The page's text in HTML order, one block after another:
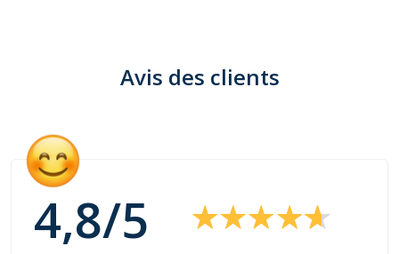
Avis des clients
4,8/5